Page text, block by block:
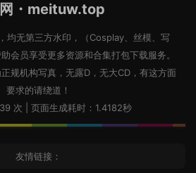
・meituw.top
均无第三方水印，（Cosplay、丝模、写
会员享受更多资源和合集打包下载服务。
规机构写真，无露D，无大CD，有这方面
要求的请绕道！
次 | 页面生成耗时：1.4182秒
友情链接：